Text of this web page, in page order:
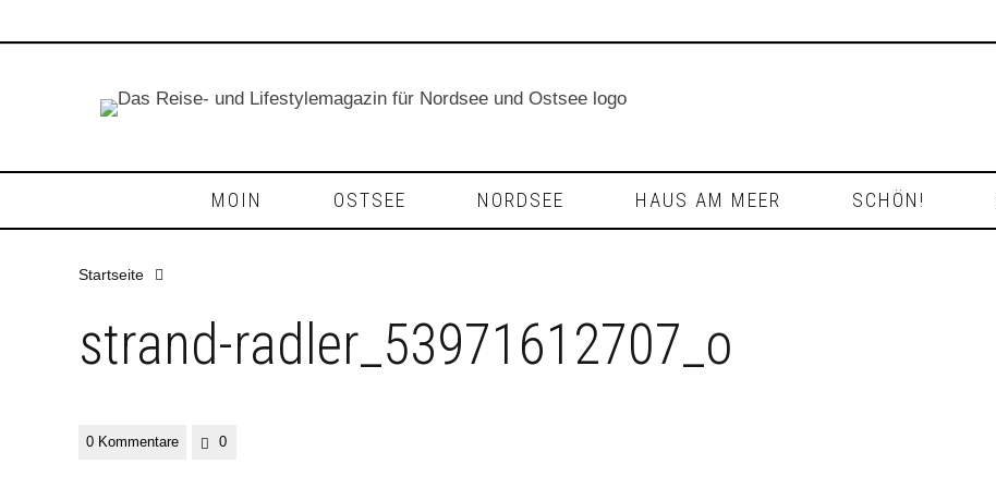
MOIN OSTSEE NORDSEE HAUS AM MEER SCHÖN!
Startseite
strand-radler_53971612707_o
0 Kommentare 0